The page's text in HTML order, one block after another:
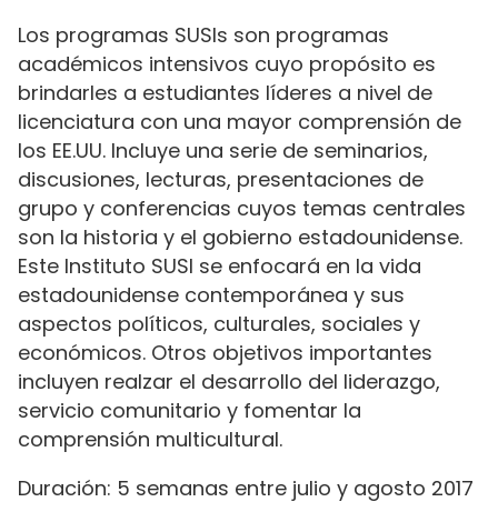
Los programas SUSIs son programas
académicos intensivos cuyo propósito es
brindarles a estudiantes líderes a nivel de
licenciatura con una mayor comprensión de
los EE.UU. Incluye una serie de seminarios,
discusiones, lecturas, presentaciones de
grupo y conferencias cuyos temas centrales
son la historia y el gobierno estadounidense.
Este Instituto SUSI se enfocará en la vida
estadounidense contemporánea y sus
aspectos políticos, culturales, sociales y
económicos. Otros objetivos importantes
incluyen realzar el desarrollo del liderazgo,
servicio comunitario y fomentar la
comprensión multicultural.
Duración: 5 semanas entre julio y agosto 2017